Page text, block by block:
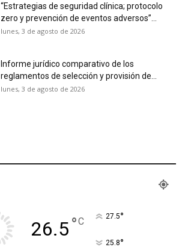
“Estrategias de seguridad clínica; protocolo
zero y prevención de eventos adversos”...
lunes, 3 de agosto de 2026
Informe jurídico comparativo de los
reglamentos de selección y provisión de...
lunes, 3 de agosto de 2026
26.5°C 27.5°
25.8°